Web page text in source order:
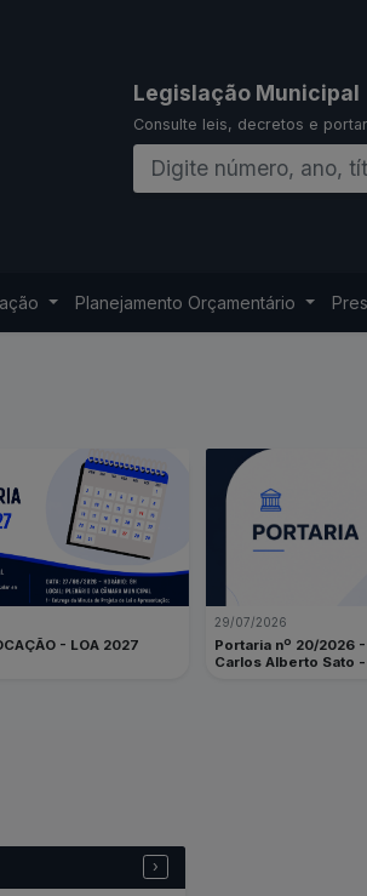
Legislação Municipal
Consulte leis, decretos e
Planejamento Orçamentário
- LOA 2027
29/07/2026
Portaria nº 20/2026
Carlos Alberto Sato
›